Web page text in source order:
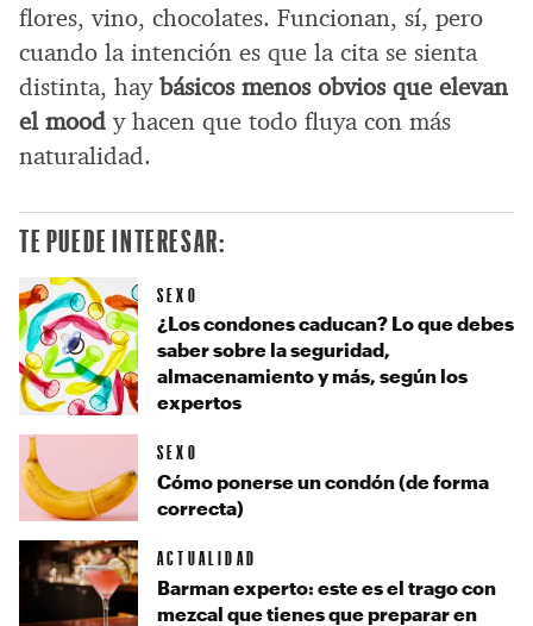
flores, vino, chocolates. Funcionan, sí, pero
cuando la intención es que la cita se sienta
distinta, haybásicos menos obvios que elevan
el mood y hacen que todo fluya con más
naturalidad.
TE PUEDE INTERESAR:
SEXO
¿Los condones caducan? Lo que debes
saber sobre la seguridad,
almacenamiento y más, según los
expertos
SEXO
Cómo ponerse un condón (de forma
correcta)
ACTUALIDAD
Barman experto: este es el trago con
mezcal que tienes que preparar en